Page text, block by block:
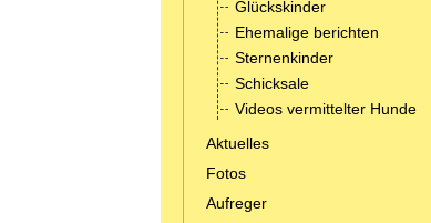
Glückskinder
Ehemalige berichten
Sternenkinder
Schicksale
Videos vermittelter Hunde
Aktuelles
Fotos
Aufreger